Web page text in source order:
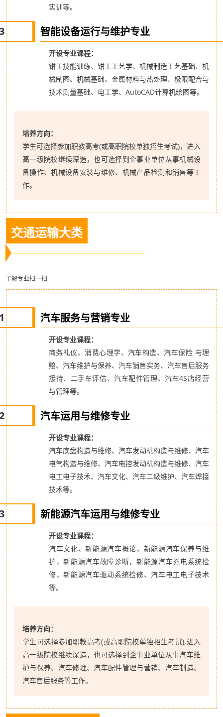
实训等。
智能设备运行与维护专业
开设专业课程：
钳工技能训练、钳工工艺学、机械制造工艺基础、机
械制图、机械基础、金属材料与热处理、极限配合与
技术测量基础、电工学、AutoCAD计算机绘图等。
培养方向：
学生可选择参加职教高考(或高职院校单独招生考试)，进入
高一级院校继续深造，也可选择到企事业单位从事机械设
备操作、机械设备安装与维修、机械产品检测和销售等工
作。
交通运输大类
了解专业扫一扫
汽车服务与营销专业
开设专业课程：
商务礼仪、消费心理学、汽车构造、汽车保险 与理
赔、汽车维护与保养、汽车销售实务、汽车售后服务
接待、二手车评估、汽车配件管理、汽车4S店经营
与管理等。
汽车运用与维修专业
开设专业课程：
汽车底盘构造与维修、汽车发动机构造与维修、汽车
电气构造与维修、汽车电控发动机构造与维修、汽车
电工电子技术、汽车文化、汽车二级维护、汽车焊接
技术等。
新能源汽车运用与维修专业
开设专业课程：
汽车文化、新能源汽车概论，新能源汽车保养与维
护，新能源汽车故障诊断，新能源汽车充电系统检
修，新能源汽车驱动系统检修、汽车电工电子技术
等。
培养方向：
学生可选择参加职教高考(或高职院校单独招生考试),进入
高一级院校继续深造，也可选择到企事业单位从事汽车维
护与保养、汽车修理、汽车配件管理与营销、汽车制造、
汽车售后服务等工作。